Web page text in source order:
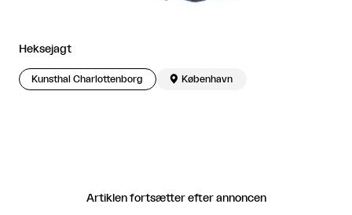
Heksejagt
Kunsthal Charlottenborg  København
Artiklen fortsætter efter annoncen